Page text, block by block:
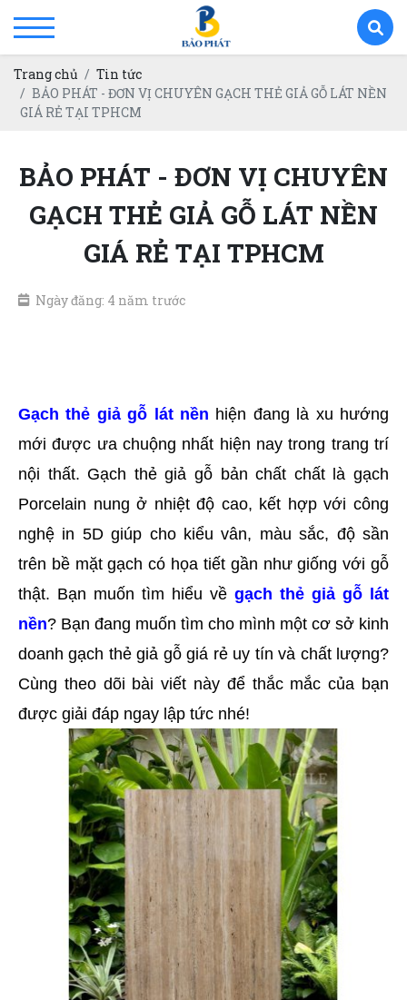
Trang chủ
Tin tức
BẢO PHÁT - ĐƠN VỊ CHUYÊN GẠCH THẺ GIẢ GỖ LÁT NỀN
GIÁ RẺ TẠI TPHCM
BẢO PHÁT - ĐƠN VỊ CHUYÊN
GẠCH THẺ GIẢ GỖ LÁT NỀN
GIÁ RẺ TẠI TPHCM
Ngày đăng: 4 năm trước
Gạch thẻ giả gỗ lát nền hiện đang là xu hướng
mới được ưa chuộng nhất hiện nay trong trang trí
nội thất. Gạch thẻ giả gỗ bản chất chất là gạch
Porcelain nung ở nhiệt độ cao, kết hợp với công
nghệ in 5D giúp cho kiểu vân, màu sắc, độ sần
trên bề mặt gạch có họa tiết gần như giống với gỗ
thật. Bạn muốn tìm hiểu về gạch thẻ giả gỗ lát
nền? Bạn đang muốn tìm cho mình một cơ sở kinh
doanh gạch thẻ giả gỗ giá rẻ uy tín và chất lượng?
Cùng theo dõi bài viết này để thắc mắc của bạn
được giải đáp ngay lập tức nhé!